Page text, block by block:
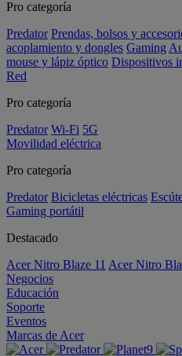
Pro categoría
Predator Prendas, bolsos y
acoplamiento y dongles Gaming
mouse y lápiz óptico Dispositivos
Red
Pro categoría
Predator Wi-Fi 5G
Movilidad eléctrica
Pro categoría
Predator Bicicletas eléctricas
Gaming portátil
Destacado
Acer Nitro Blaze 11 Acer Nitro
Negocios
Educación
Soporte
Eventos
Marcas de Acer